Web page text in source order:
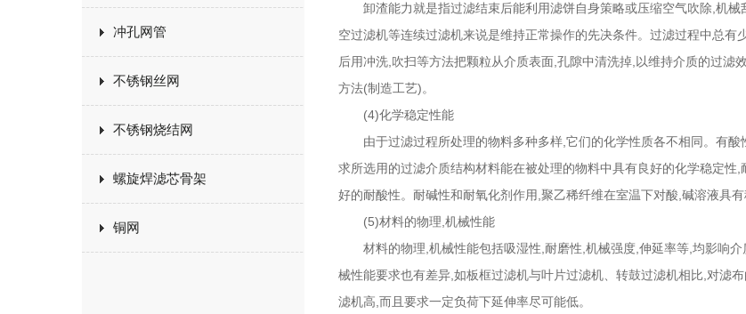
冲孔网管
不锈钢丝网
不锈钢烧结网
螺旋焊滤芯骨架
铜网
卸渣能力就是指过滤结束后能利用滤饼自身策略或压缩空气吹除,机械
空过滤机等连续过滤机来说是维持正常操作的先决条件。过滤过程中总
后用冲洗,吹扫等方法把颗粒从介质表面,孔隙中清洗掉,以维持介质的过
方法(制造工艺)。
(4)化学稳定性能
由于过滤过程所处理的物料多种多样,它们的化学性质各不相同。有酸
求所选用的过滤介质结构材料能在被处理的物料中具有良好的化学稳定
好的耐酸性。耐碱性和耐氧化剂作用,聚乙稀纤维在室温下对酸,碱溶液具
(5)材料的物理,机械性能
材料的物理,机械性能包括吸湿性,耐磨性,机械强度,伸延率等,均影响介
械性能要求也有差异,如板框过滤机与叶片过滤机、转鼓过滤机相比,对滤
滤机高,而且要求一定负荷下延伸率尽可能低。